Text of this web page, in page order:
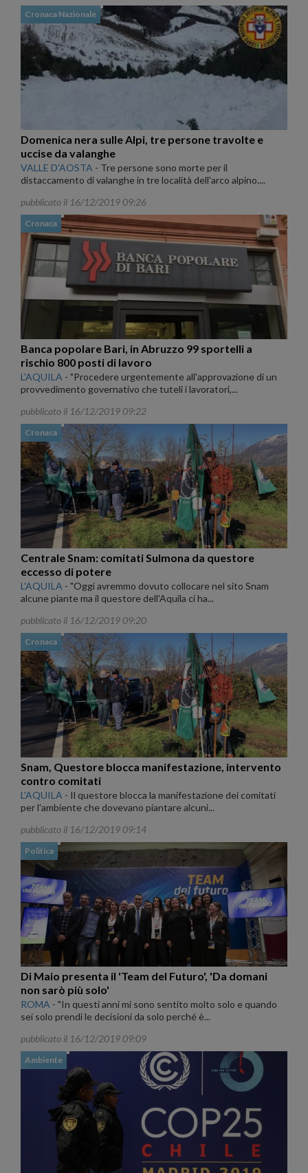
Cronaca Nazionale
Domenica nera sulle Alpi, tre persone travolte e
uccise da valanghe
VALLE D'AOSTA - Tre persone sono morte per il
distaccamento di valanghe in tre località dell'arco alpino....
pubblicato il 16/12/2019 09:26
Cronaca
Banca popolare Bari, in Abruzzo 99 sportelli a
rischio 800 posti di lavoro
L'AQUILA - "Procedere urgentemente all'approvazione di un
provvedimento governativo che tuteli i lavoratori,...
pubblicato il 16/12/2019 09:22
Cronaca
Centrale Snam: comitati Sulmona da questore
eccesso di potere
L'AQUILA - "Oggi avremmo dovuto collocare nel sito Snam
alcune piante ma il questore dell'Aquila ci ha...
pubblicato il 16/12/2019 09:20
Cronaca
Snam, Questore blocca manifestazione, intervento
contro comitati
L'AQUILA - Il questore blocca la manifestazione dei comitati
per l'ambiente che dovevano piantare alcuni...
pubblicato il 16/12/2019 09:14
Politica
Di Maio presenta il 'Team del Futuro', 'Da domani
non sarò più solo'
ROMA - "In questi anni mi sono sentito molto solo e quando
sei solo prendi le decisioni da solo perché è...
pubblicato il 16/12/2019 09:09
Ambiente